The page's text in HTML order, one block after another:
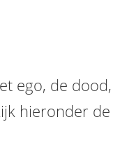
ego, de dood,
hieronder de